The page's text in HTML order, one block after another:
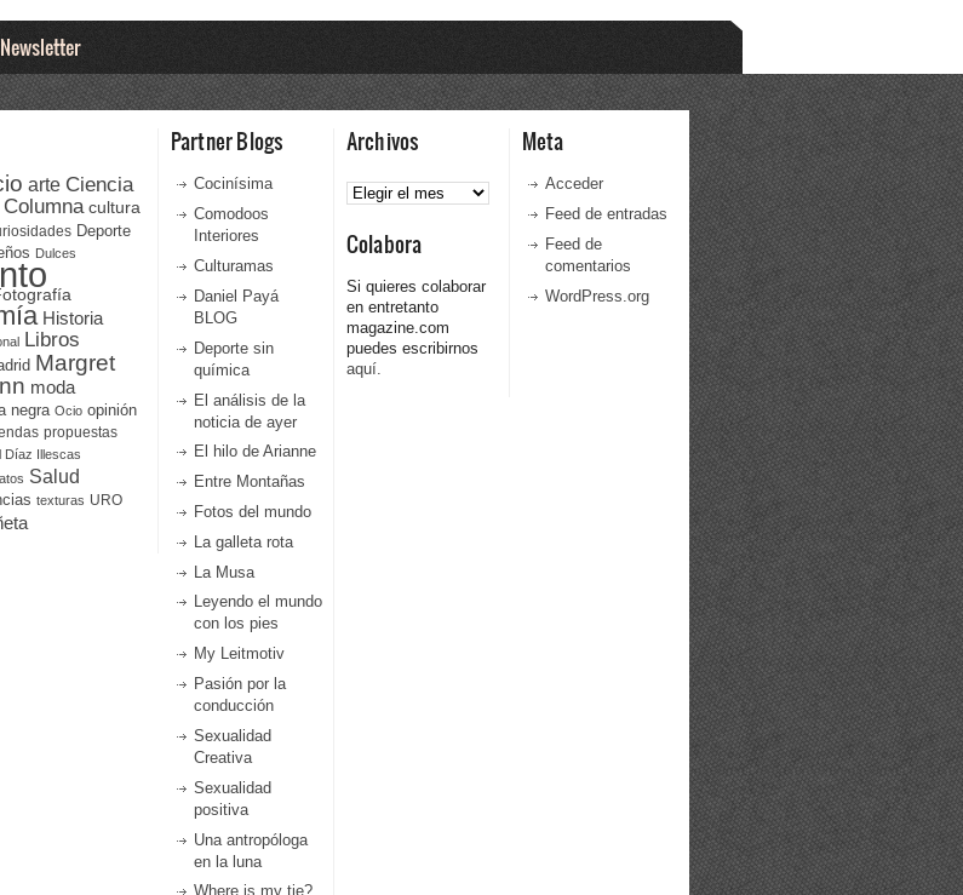
Newsletter
arte Ciencia
Columna cultura
Deporte
Dulces
Historia
Libros
Margret
moda
negra Ocio opinión
propuestas
Díaz Illescas
Salud
texturas URO
Partner Blogs
Cocinísima
Comodoos
Interiores
Culturamas
Daniel Payá
BLOG
Deporte sin
química
El análisis de la
noticia de ayer
El hilo de Arianne
Entre Montañas
Fotos del mundo
La galleta rota
La Musa
Leyendo el mundo
con los pies
My Leitmotiv
Pasión por la
conducción
Sexualidad
Creativa
Sexualidad
positiva
Una antropóloga
en la luna
Where is my tie?
Archivos
Archivos
Colabora
Si quieres colaborar
en entretanto
magazine.com
puedes escribirnos
aquí.
Meta
Acceder
Feed de entradas
Feed de
comentarios
WordPress.org